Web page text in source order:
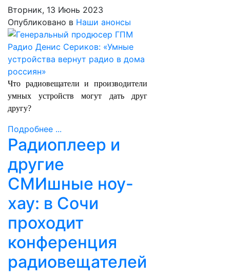
Вторник, 13 Июнь 2023
Опубликовано в Наши анонсы
Что радиовещатели и производители
умных устройств могут дать друг
другу?
Подробнее ...
Радиоплеер и
другие
CМИшные ноу-
хау: в Сочи
проходит
конференция
радиовещателей